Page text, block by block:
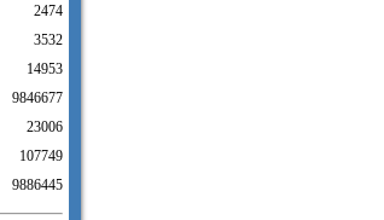
2474
3532
14953
9846677
23006
107749
9886445